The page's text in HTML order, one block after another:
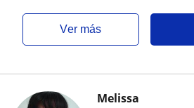
ver más
Melissa